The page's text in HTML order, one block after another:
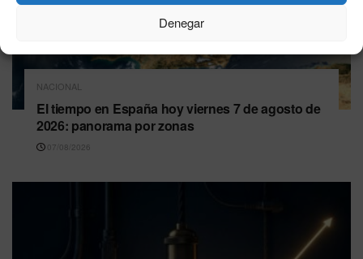
Denegar
NACIONAL
El tiempo en España hoy viernes 7 de agosto de
2026: panorama por zonas
07/08/2026